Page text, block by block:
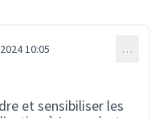
10:05 …
et sensibiliser les